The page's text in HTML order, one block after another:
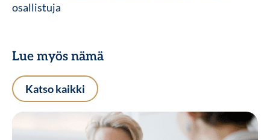
osallistuja
Lue myös nämä
Katso kaikki